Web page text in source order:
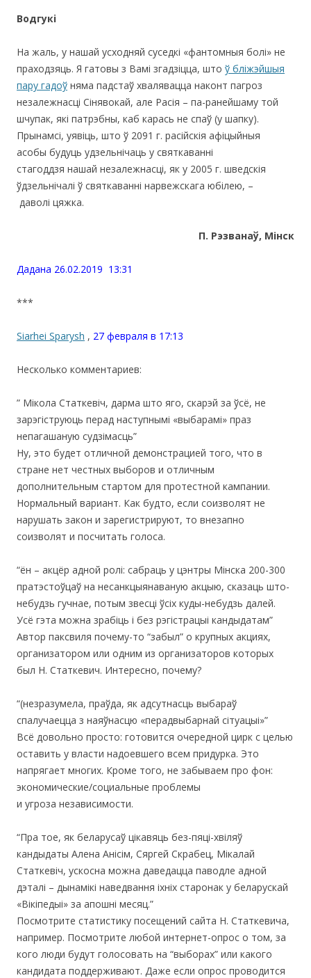
Водгукi
На жаль, у нашай усходняй суседкі «фантомныя болі» не
праходзяць. Я гатовы з Вамі згадзіцца, што ў бліжэйшыя
пару гадоў няма падстаў хвалявацца наконт пагроз
незалежнасці Сінявокай, але Расія – па-ранейшаму той
шчупак, які патрэбны, каб карась не спаў (у шапку).
Прынамсі, уявіць, што ў 2091 г. расійскія афіцыйныя
асобы будуць удзельнічаць у святкаванні
стагоддзя нашай незалежнасці, як у 2005 г. шведскія
ўдзельнічалі ў святкаванні нарвежскага юбілею, –
даволі цяжка.
П. Рэзванаў, Мінск
Дадана 26.02.2019 13:31
***
Siarhei Sparysh , 27 февраля в 17:13
Несколько комментариев:
” Мікола Статкевіч, дарма што яго, скарэй за ўсё, не
зарэгіструюць перад наступнымі «выбарамі» праз
непагашаную судзімасць”
Ну, это будет отличной демонстрацией того, что в
стране нет честных выборов и отличным
дополнительным стартом для протестной кампании.
Нормальный вариант. Как будто, если соизволят не
нарушать закон и зарегистрируют, то внезапно
соизволят и посчитать голоса.
“ён – акцёр адной ролі: сабраць у цэнтры Мінска 200-300
пратэстоўцаў на несанкцыянаваную акцыю, сказаць што-
небудзь гучнае, потым звесці ўсіх куды-небудзь далей.
Усё гэта можна зрабіць і без рэгістрацыі кандыдатам”
Автор паксвиля почему-то “забыл” о крупных акциях,
организатором или одним из организаторов которых
был Н. Статкевич. Интересно, почему?
“(незразумела, праўда, як адсутнасць выбараў
спалучаецца з наяўнасцю «перадвыбарнай сітуацыі»”
Всё довольно просто: готовится очередной цирк с целью
оставить у власти надоевшего всем придурка. Это
напрягает многих. Кроме того, не забываем про фон:
экономические/социальные проблемы
и угроза независимости.
“Пра тое, як беларусаў цікавяць без-пяці-хвіляў
кандыдаты Алена Анісім, Сяргей Скрабец, Мікалай
Статкевіч, ускосна можна даведацца паводле адной
дэталі – дынамікі наведвання іхніх старонак у беларускай
«Вікіпедыі» за апошні месяц.”
Посмотрите статистику посещений сайта Н. Статкевича,
например. Посмотрите любой интернет-опрос о том, за
кого люди будут голосовать на “выборах” или какого
кандидата поддерживают. Даже если опрос проводится